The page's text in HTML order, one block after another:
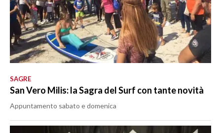
SAGRE
San Vero Milis: la Sagra del Surf con tante novità
Appuntamento sabato e domenica